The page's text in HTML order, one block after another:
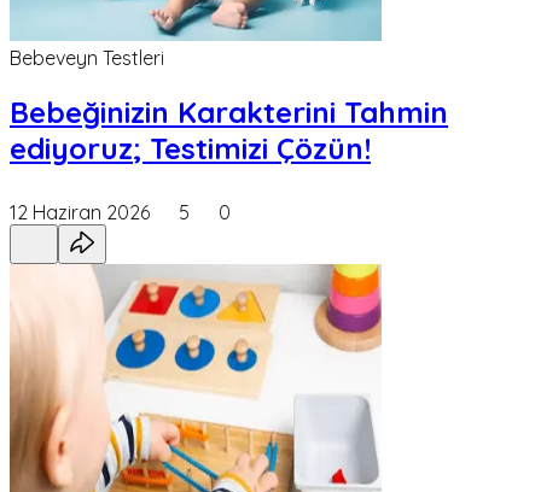
Bebeveyn Testleri
Bebeğinizin Karakterini Tahmin
ediyoruz; Testimizi Çözün!
12 Haziran 2026 5 0